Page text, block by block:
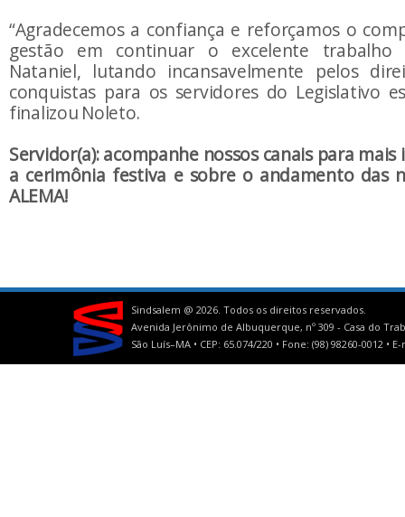
“Agradecemos a confiança e reforçamos o
gestão em continuar o excelente trabalho
Nataniel, lutando incansavelmente pelos
conquistas para os servidores do Legislativo
finalizou Noleto.
Servidor(a): acompanhe nossos canais para
a cerimônia festiva e sobre o andamento das
ALEMA!
Sindsalem @ 2026. Todos os direitos reservados.
Avenida Jerônimo de Albuquerque, nº 309 - Casa do
São Luís–MA • CEP: 65.074/220 • Fone: (98) 98260-0012